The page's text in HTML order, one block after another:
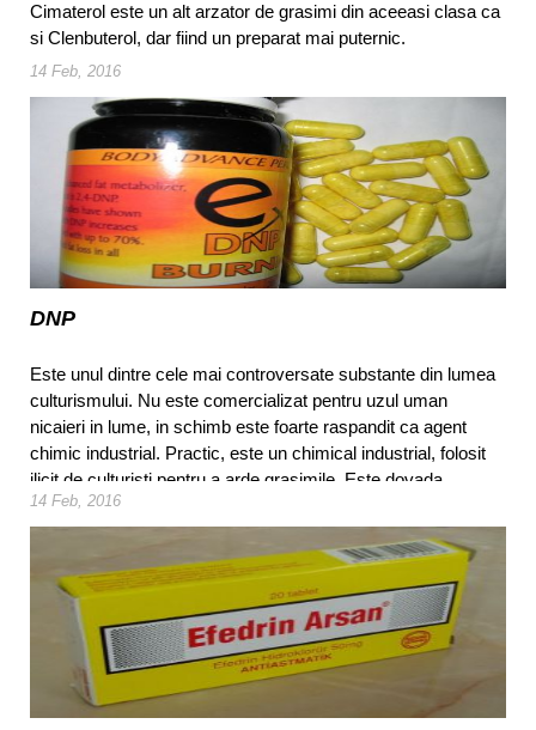
Cimaterol este un alt arzator de grasimi din aceeasi clasa ca
si Clenbuterol, dar fiind un preparat mai puternic.
14 Feb, 2016
DNP
Este unul dintre cele mai controversate substante din lumea
culturismului. Nu este comercializat pentru uzul uman
nicaieri in lume, in schimb este foarte raspandit ca agent
chimic industrial. Practic, este un chimical industrial, folosit
ilicit de culturisti pentru a arde grasimile. Este dovada
riscurilor pe care si le asuma unii oameni pentru a isi atinge
scopurile.
14 Feb, 2016